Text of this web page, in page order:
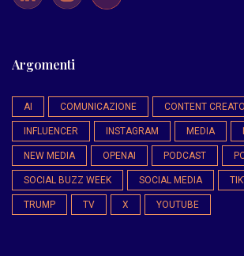
Argomenti
AI COMUNICAZIONE CONTENT
INFLUENCER INSTAGRAM MEDIA
NEW MEDIA OPENAI PODCAST
SOCIAL BUZZ WEEK SOCIAL MEDIA
TRUMP TV X YOUTUBE